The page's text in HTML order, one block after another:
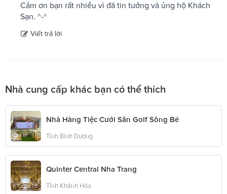
Cảm ơn bạn rất nhiều vì đã tin tưởng và ủng hộ Khách
Sạn. ^-^
Viết trả lời
Nhà cung cấp khác bạn có thể thích
Nhà Hàng Tiệc Cưới Sân Golf Sông Bé
Tỉnh Bình Dương
Quinter Central Nha Trang
Tỉnh Khánh Hòa